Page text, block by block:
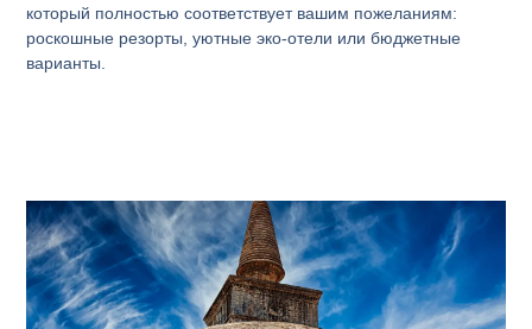
который полностью соответствует вашим пожеланиям:
роскошные резорты, уютные эко-отели или бюджетные
варианты.